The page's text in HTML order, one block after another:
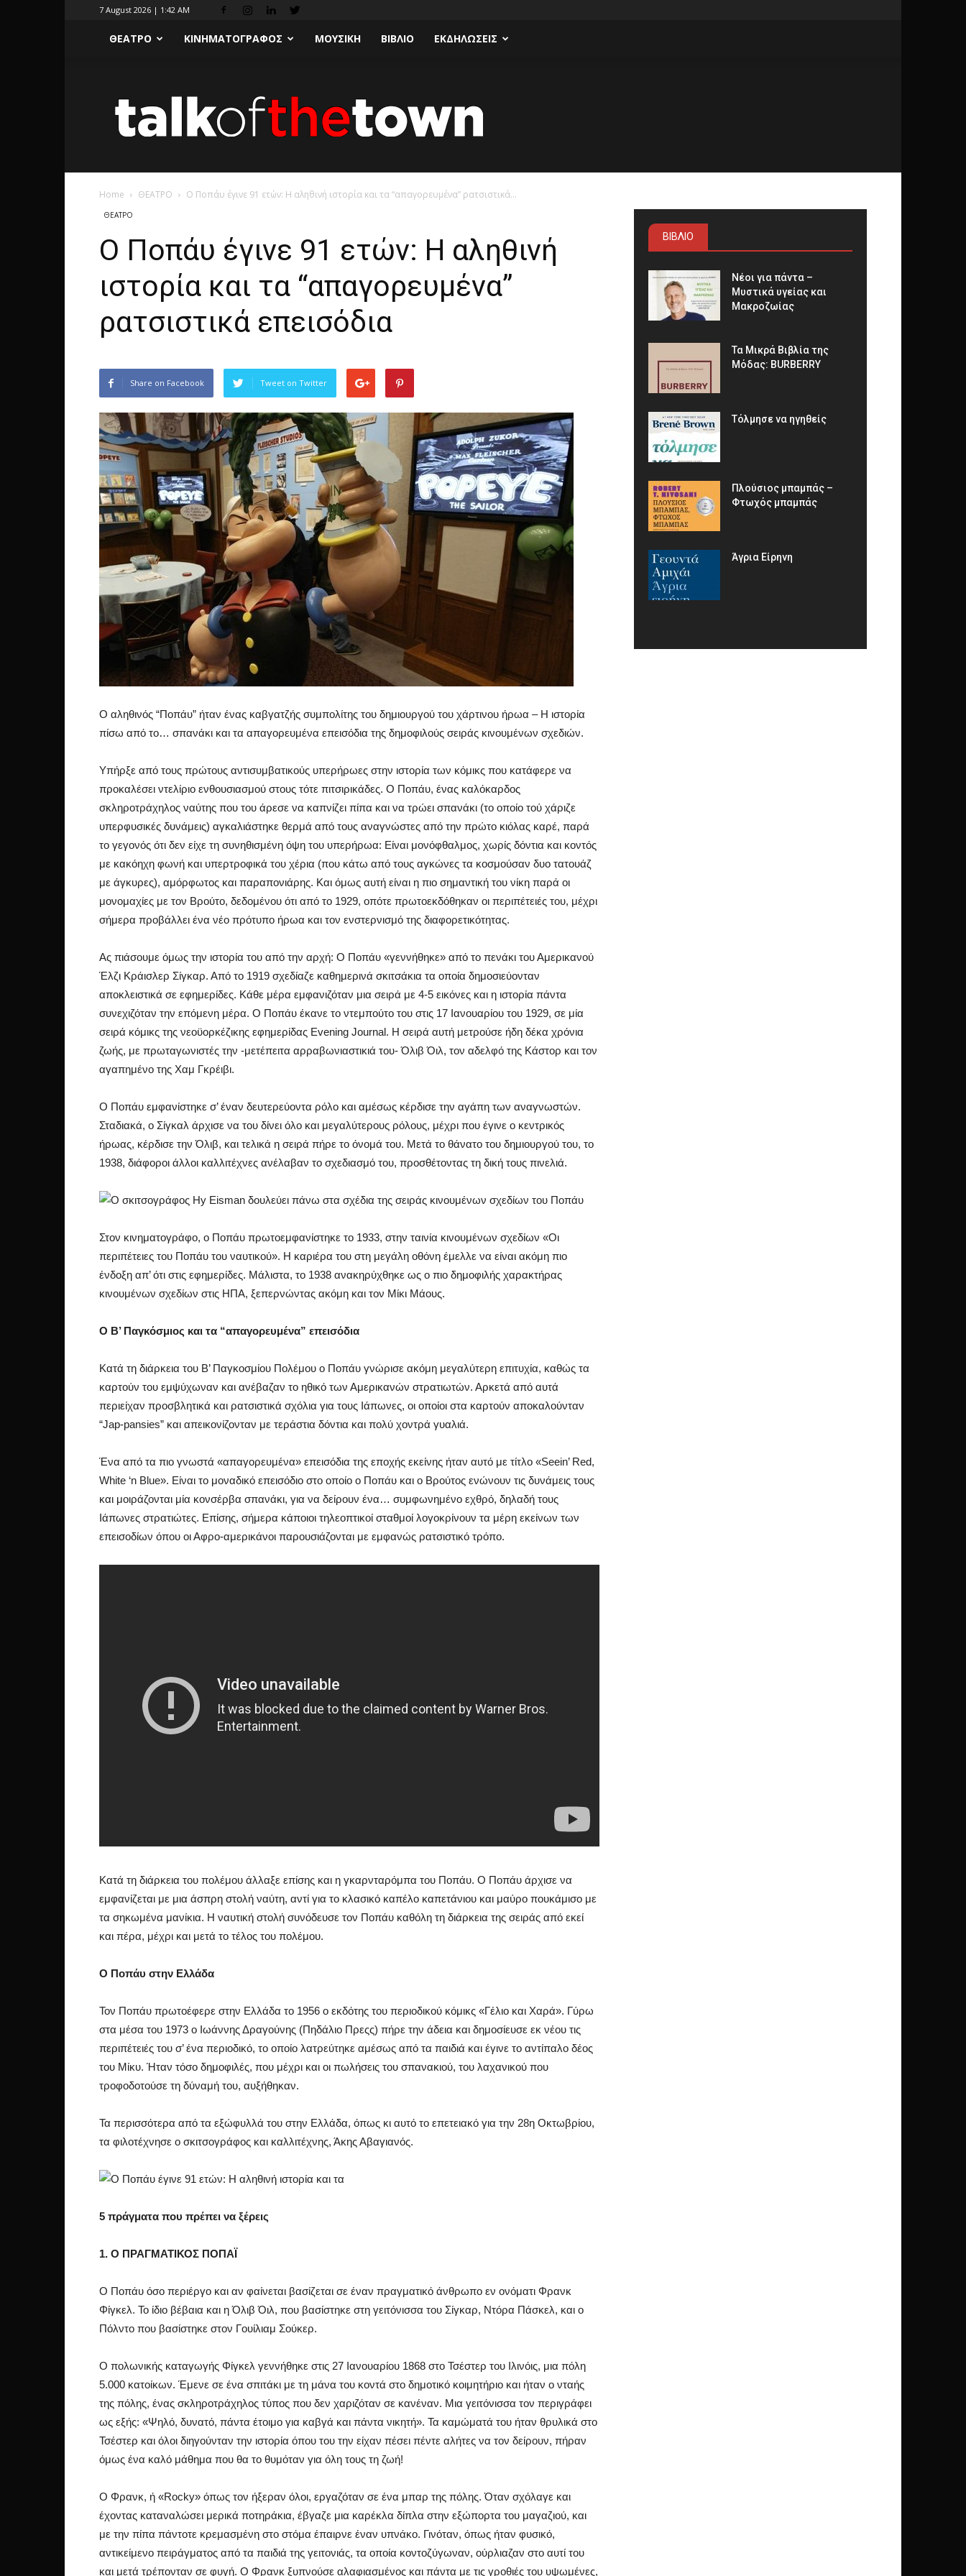
7 August 2026 | 1:42 AM
ΘΕΑΤΡΟ ΚΙΝΗΜΑΤΟΓΡΑΦΟΣ ΜΟΥΣΙΚΗ ΒΙΒΛΙΟ ΕΚΔΗΛΩΣΕΙΣ
the
Town
Home ΘΕΑΤΡΟ Ο Ποπάυ έγινε 91 ετών: Η αληθινή ιστορία και τα “απαγορευμένα” ρατσιστικά...
ΘΕΑΤΡΟ
Ο Ποπάυ έγινε 91 ετών: Η αληθινή
ιστορία και τα “απαγορευμένα”
ρατσιστικά επεισόδια
Share on Facebook Tweet on Twitter
Ο αληθινός “Ποπάυ” ήταν ένας καβγατζής συμπολίτης του δημιουργού του χάρτινου ήρωα – Η ιστορία
πίσω από το… σπανάκι και τα απαγορευμένα επεισόδια της δημοφιλούς σειράς κινουμένων σχεδιών.
Υπήρξε από τους πρώτους αντισυμβατικούς υπερήρωες στην ιστορία των κόμικς που κατάφερε να
προκαλέσει ντελίριο ενθουσιασμού στους τότε πιτσιρικάδες. Ο Ποπάυ, ένας καλόκαρδος
σκληροτράχηλος ναύτης που του άρεσε να καπνίζει πίπα και να τρώει σπανάκι (το οποίο τού χάριζε
υπερφυσικές δυνάμεις) αγκαλιάστηκε θερμά από τους αναγνώστες από την πρώτο κιόλας καρέ, παρά
το γεγονός ότι δεν είχε τη συνηθισμένη όψη του υπερήρωα: Είναι μονόφθαλμος, χωρίς δόντια και κοντός
με κακόηχη φωνή και υπερτροφικά του χέρια (που κάτω από τους αγκώνες τα κοσμούσαν δυο τατουάζ
με άγκυρες), αμόρφωτος και παραπονιάρης. Και όμως αυτή είναι η πιο σημαντική του νίκη παρά οι
μονομαχίες με τον Βρούτο, δεδομένου ότι από το 1929, οπότε πρωτοεκδόθηκαν οι περιπέτειές του, μέχρι
σήμερα προβάλλει ένα νέο πρότυπο ήρωα και τον ενστερνισμό της διαφορετικότητας.
Ας πιάσουμε όμως την ιστορία του από την αρχή: Ο Ποπάυ «γεννήθηκε» από το πενάκι του Αμερικανού
Έλζι Κράισλερ Σίγκαρ. Από το 1919 σχεδίαζε καθημερινά σκιτσάκια τα οποία δημοσιεύονταν
αποκλειστικά σε εφημερίδες. Κάθε μέρα εμφανιζόταν μια σειρά με 4-5 εικόνες και η ιστορία πάντα
συνεχιζόταν την επόμενη μέρα. Ο Ποπάυ έκανε το ντεμπούτο του στις 17 Ιανουαρίου του 1929, σε μία
σειρά κόμικς της νεοϋορκέζικης εφημερίδας Evening Journal. Η σειρά αυτή μετρούσε ήδη δέκα χρόνια
ζωής, με πρωταγωνιστές την -μετέπειτα αρραβωνιαστικιά του- Όλιβ Όιλ, τον αδελφό της Κάστορ και τον
αγαπημένο της Χαμ Γκρέιβι.
Ο Ποπάυ εμφανίστηκε σ’ έναν δευτερεύοντα ρόλο και αμέσως κέρδισε την αγάπη των αναγνωστών.
Σταδιακά, ο Σίγκαλ άρχισε να του δίνει όλο και μεγαλύτερους ρόλους, μέχρι που έγινε ο κεντρικός
ήρωας, κέρδισε την Όλιβ, και τελικά η σειρά πήρε το όνομά του. Μετά το θάνατο του δημιουργού του, το
1938, διάφοροι άλλοι καλλιτέχνες ανέλαβαν το σχεδιασμό του, προσθέτοντας τη δική τους πινελιά.
Στον κινηματογράφο, ο Ποπάυ πρωτοεμφανίστηκε το 1933, στην ταινία κινουμένων σχεδίων «Οι
περιπέτειες του Ποπάυ του ναυτικού». Η καριέρα του στη μεγάλη οθόνη έμελλε να είναι ακόμη πιο
ένδοξη απ’ ότι στις εφημερίδες. Μάλιστα, το 1938 ανακηρύχθηκε ως ο πιο δημοφιλής χαρακτήρας
κινουμένων σχεδίων στις ΗΠΑ, ξεπερνώντας ακόμη και τον Μίκι Μάους.
Ο Β’ Παγκόσμιος και τα “απαγορευμένα” επεισόδια
Κατά τη διάρκεια του Β’ Παγκοσμίου Πολέμου ο Ποπάυ γνώρισε ακόμη μεγαλύτερη επιτυχία, καθώς τα
καρτούν του εμψύχωναν και ανέβαζαν το ηθικό των Αμερικανών στρατιωτών. Αρκετά από αυτά
περιείχαν προσβλητικά και ρατσιστικά σχόλια για τους Ιάπωνες, οι οποίοι στα καρτούν αποκαλούνταν
“Jap-pansies” και απεικονίζονταν με τεράστια δόντια και πολύ χοντρά γυαλιά.
Ένα από τα πιο γνωστά «απαγορευμένα» επεισόδια της εποχής εκείνης ήταν αυτό με τίτλο «Seein’ Red,
White ‘n Blue». Είναι το μοναδικό επεισόδιο στο οποίο ο Ποπάυ και ο Βρούτος ενώνουν τις δυνάμεις τους
και μοιράζονται μία κονσέρβα σπανάκι, για να δείρουν ένα… συμφωνημένο εχθρό, δηλαδή τους
Ιάπωνες στρατιώτες. Επίσης, σήμερα κάποιοι τηλεοπτικοί σταθμοί λογοκρίνουν τα μέρη εκείνων των
επεισοδίων όπου οι Αφρο-αμερικάνοι παρουσιάζονται με εμφανώς ρατσιστικό τρόπο.
Κατά τη διάρκεια του πολέμου άλλαξε επίσης και η γκαρνταρόμπα του Ποπάυ. Ο Ποπάυ άρχισε να
εμφανίζεται με μια άσπρη στολή ναύτη, αντί για το κλασικό καπέλο καπετάνιου και μαύρο πουκάμισο με
τα σηκωμένα μανίκια. Η ναυτική στολή συνόδευσε τον Ποπάυ καθόλη τη διάρκεια της σειράς από εκεί
και πέρα, μέχρι και μετά το τέλος του πολέμου.
Ο Ποπάυ στην Ελλάδα
Τον Ποπάυ πρωτοέφερε στην Ελλάδα το 1956 ο εκδότης του περιοδικού κόμικς «Γέλιο και Χαρά». Γύρω
στα μέσα του 1973 ο Ιωάννης Δραγούνης (Πηδάλιο Πρεςς) πήρε την άδεια και δημοσίευσε εκ νέου τις
περιπέτειές του σ’ ένα περιοδικό, το οποίο λατρεύτηκε αμέσως από τα παιδιά και έγινε το αντίπαλο δέος
του Μίκυ. Ήταν τόσο δημοφιλές, που μέχρι και οι πωλήσεις του σπανακιού, του λαχανικού που
τροφοδοτούσε τη δύναμή του, αυξήθηκαν.
Τα περισσότερα από τα εξώφυλλά του στην Ελλάδα, όπως κι αυτό το επετειακό για την 28η Οκτωβρίου,
τα φιλοτέχνησε ο σκιτσογράφος και καλλιτέχνης, Άκης Αβαγιανός.
5 πράγματα που πρέπει να ξέρεις
1. Ο ΠΡΑΓΜΑΤΙΚΟΣ ΠΟΠΑΪ
Ο Ποπάυ όσο περιέργο και αν φαίνεται βασίζεται σε έναν πραγματικό άνθρωπο εν ονόματι Φρανκ
Φίγκελ. Το ίδιο βέβαια και η Όλιβ Όιλ, που βασίστηκε στη γειτόνισσα του Σίγκαρ, Ντόρα Πάσκελ, και ο
Πόλντο που βασίστηκε στον Γουίλιαμ Σούκερ.
Ο πολωνικής καταγωγής Φίγκελ γεννήθηκε στις 27 Ιανουαρίου 1868 στο Τσέστερ του Ιλινόις, μια πόλη
5.000 κατοίκων. Έμενε σε ένα σπιτάκι με τη μάνα του κοντά στο δημοτικό κοιμητήριο και ήταν ο νταής
της πόλης, ένας σκληροτράχηλος τύπος που δεν χαριζόταν σε κανέναν. Μια γειτόνισσα τον περιγράφει
ως εξής: «Ψηλό, δυνατό, πάντα έτοιμο για καβγά και πάντα νικητή». Τα καμώματά του ήταν θρυλικά στο
Τσέστερ και όλοι διηγούνταν την ιστορία όπου του την είχαν πέσει πέντε αλήτες να τον δείρουν, πήραν
όμως ένα καλό μάθημα που θα το θυμόταν για όλη τους τη ζωή!
Ο Φρανκ, ή «Rocky» όπως τον ήξεραν όλοι, εργαζόταν σε ένα μπαρ της πόλης. Όταν σχόλαγε και
έχοντας καταναλώσει μερικά ποτηράκια, έβγαζε μια καρέκλα δίπλα στην εξώπορτα του μαγαζιού, και
με την πίπα πάντοτε κρεμασμένη στο στόμα έπαιρνε έναν υπνάκο. Γινόταν, όπως ήταν φυσικό,
αντικείμενο πειράγματος από τα παιδιά της γειτονιάς, τα οποία κοντοζύγωναν, ούρλιαζαν στο αυτί του
και μετά τρέπονταν σε φυγή. Ο Φρανκ ξυπνούσε αλαφιασμένος και πάντα με τις γροθιές του υψωμένες,
ΒΙΒΛΙΟ
Νέοι για πάντα –
Μυστικά υγείας και
Μακροζωίας
Τα Μικρά Βιβλία της
Μόδας: BURBERRY
Τόλμησε να ηγηθείς
Πλούσιος μπαμπάς –
Φτωχός μπαμπάς
Άγρια Είρηνη